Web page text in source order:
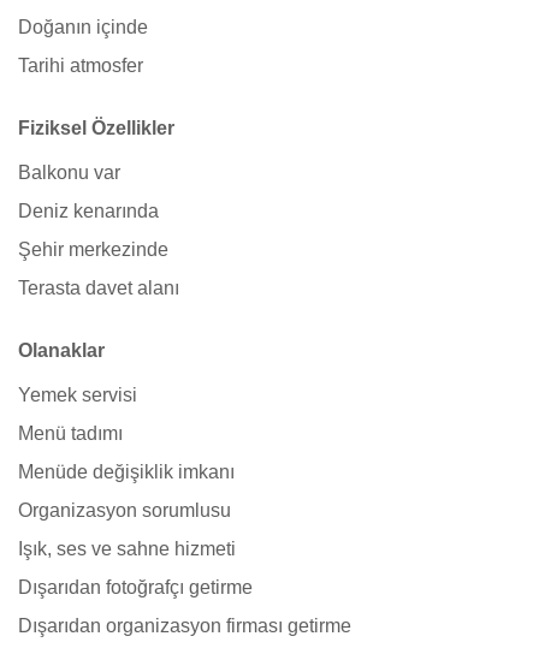
Doğanın içinde
Tarihi atmosfer
Fiziksel Özellikler
Balkonu var
Deniz kenarında
Şehir merkezinde
Terasta davet alanı
Olanaklar
Yemek servisi
Menü tadımı
Menüde değişiklik imkanı
Organizasyon sorumlusu
Işık, ses ve sahne hizmeti
Dışarıdan fotoğrafçı getirme
Dışarıdan organizasyon firması getirme